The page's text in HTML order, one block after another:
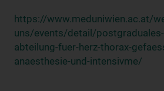
https://www.meduniwien.ac.at/
uns/events/detail/
abteilung-fuer-herz-thorax-
anaesthesie-und-intensivme/